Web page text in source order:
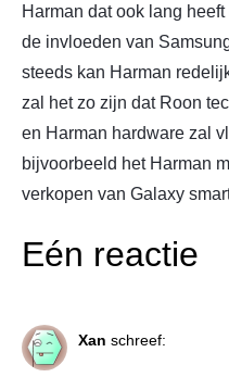
Harman dat ook lang
de invloeden van
steeds kan Harman
zal het zo zijn dat Roon
en Harman hardware zal
bijvoorbeeld het Harman
verkopen van Galaxy
Eén reactie
Xan schreef: